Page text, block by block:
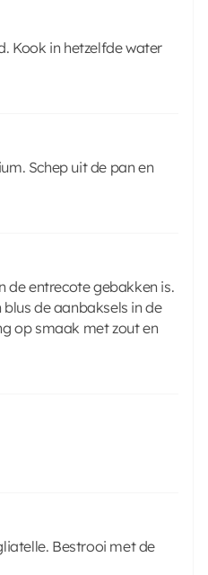
Kook in hetzelfde water
Schep uit de pan en
de entrecote gebakken is.
de aanbaksels in de
op smaak met zout en
Bestrooi met de